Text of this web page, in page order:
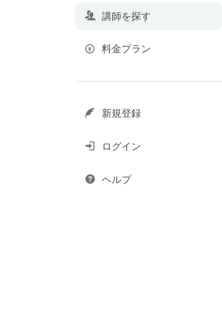
講師を探す
料金プラン
新規登録
ログイン
ヘルプ